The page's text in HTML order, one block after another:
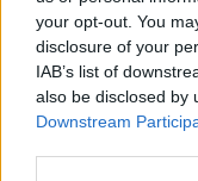
your opt-out. You
disclosure of your
IAB’s list of
also be disclosed by
Downstream